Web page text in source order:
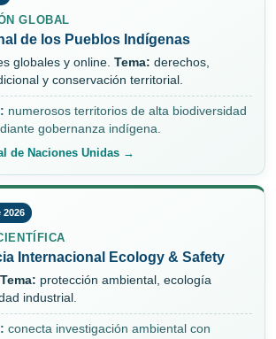
GLOBAL
de los Pueblos Indígenas
globales y online. Tema: derechos,
y conservación territorial.
numerosos territorios de alta biodiversidad
gobernanza indígena.
de Naciones Unidas →
2026
Internacional Ecology & Safety
Tema: protección ambiental, ecología
industrial.
conecta investigación ambiental con